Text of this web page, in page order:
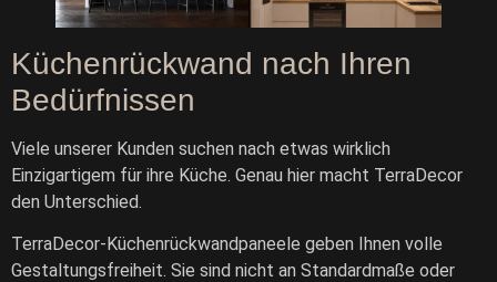
Küchenrückwand nach Ihren
Bedürfnissen
Viele unserer Kunden suchen nach etwas wirklich
Einzigartigem für ihre Küche. Genau hier macht TerraDecor
den Unterschied.
TerraDecor-Küchenrückwandpaneele geben Ihnen volle
Gestaltungsfreiheit. Sie sind nicht an Standardmaße oder